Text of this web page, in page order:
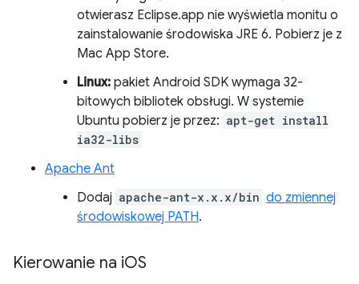
otwierasz Eclipse.app nie wyświetla monitu o
zainstalowanie środowiska JRE 6. Pobierz je z
Mac App Store.
Linux: pakiet Android SDK wymaga 32-
bitowych bibliotek obsługi. W systemie
Ubuntu pobierz je przez: apt-get install
ia32-libs
Apache Ant
Dodaj apache-ant-x.x.x/bin do zmiennej
środowiskowej PATH.
Kierowanie na iOS